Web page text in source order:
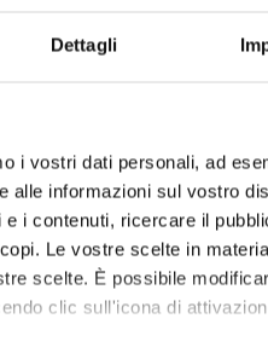
Dettagli
i vostri dati personali, ad
alle informazioni sul vostro
i contenuti, ricercare il
Le vostre scelte in
scelte. È possibile
clic sull'icona di